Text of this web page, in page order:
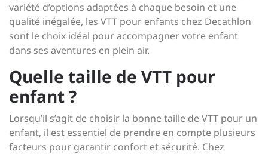
variété d’options adaptées à chaque besoin et une
qualité inégalée, les VTT pour enfants chez Decathlon
sont le choix idéal pour accompagner votre enfant
dans ses aventures en plein air.
Quelle taille de VTT pour
enfant ?
Lorsqu’il s’agit de choisir la bonne taille de VTT pour un
enfant, il est essentiel de prendre en compte plusieurs
facteurs pour garantir confort et sécurité. Chez